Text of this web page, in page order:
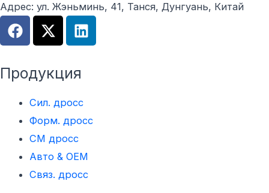
Адрес: ул. Жэньминь, 41, Танся, Дунгуань, Китай
F
a
e
b
o
k
X
-
w
i
t
t
e
r
L
i
k
e
d
i
n
Продукция
Сил. дросс
Форм. дросс
СМ дросс
Авто & OEM
Связ. дросс